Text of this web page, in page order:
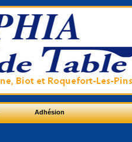
Adhésion